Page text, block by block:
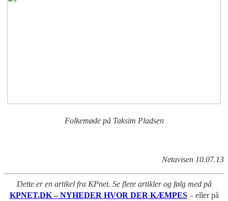
Folkemøde på Taksim Pladsen
Netavisen 10.07.13
Dette er en artikel fra KPnet. Se flere artikler og følg med på
KPNET.DK – NYHEDER HVOR DER KÆMPES – eller på